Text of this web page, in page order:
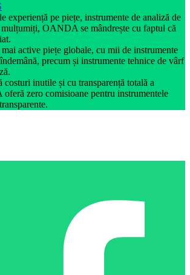
experiență pe piețe, instrumente de analiză de
OANDA se mândrește cu faptul că
active piețe globale, cu mii de instrumente
precum și instrumente tehnice de vârf
costuri inutile și cu transparență totală a
zero comisioane pentru instrumentele